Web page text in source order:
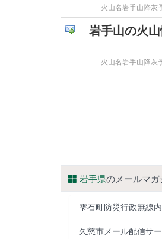
火山名岩手山降灰
岩手山の火
火山名岩手山降灰
岩手県のメールマガ
雫石町防災行政無線
久慈市メール配信サ